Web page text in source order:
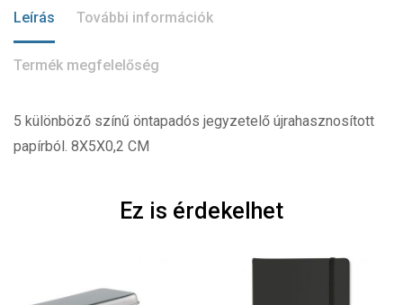
Leírás További információk
Termék megfelelőség
5 különböző színű öntapadós jegyzetelő újrahasznosított
papírból. 8X5X0,2 CM
Ez is érdekelhet